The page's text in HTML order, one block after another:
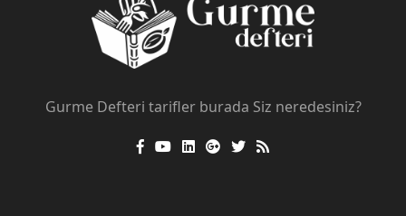
Gurme Defteri tarifler burada Siz neredesiniz?